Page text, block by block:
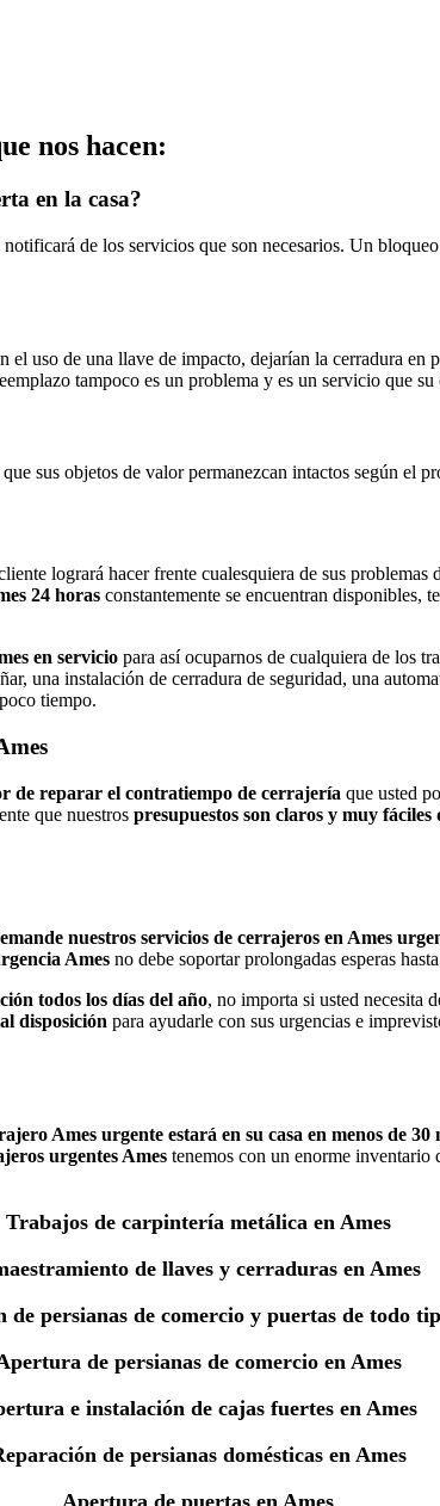
nos hacen:
en la casa?
de los servicios que son necesarios. Un
uso de una llave de impacto, dejarían la cerradura
tampoco es un problema y es un servicio que
sus objetos de valor permanezcan intactos según el
logrará hacer frente cualesquiera de sus
24 horas constantemente se encuentran disponibles,
en servicio para así ocuparnos de cualquiera de los
una instalación de cerradura de seguridad, una
tiempo.
de reparar el contratiempo de cerrajería que usted
que nuestros presupuestos son claros y muy fáciles
nuestros servicios de cerrajeros en Ames
Ames no debe soportar prolongadas esperas
todos los días del año, no importa si usted necesita
disposición para ayudarle con sus urgencias e
Ames urgente estará en su casa en menos de 30
urgentes Ames tenemos con un enorme inventario
Trabajos de carpintería metálica en Ames
de llaves y cerraduras en Ames
de persianas de comercio y puertas de todo
de persianas de comercio en Ames
e instalación de cajas fuertes en Ames
de persianas domésticas en Ames
Apertura de puertas en Ames